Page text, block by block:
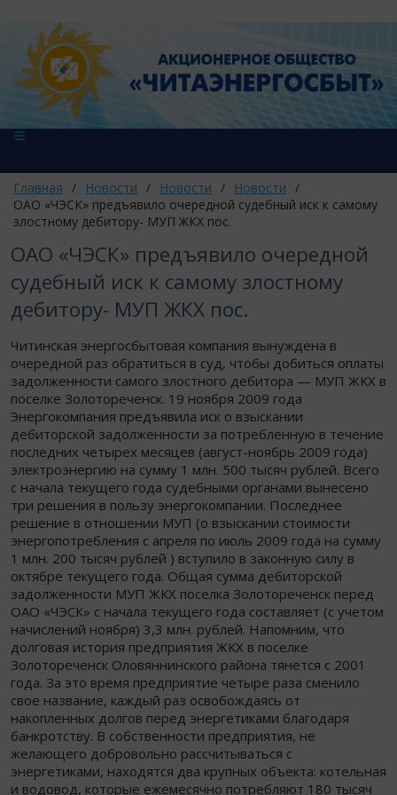
Главная / Новости / Новости / Новости /
ОАО «ЧЭСК» предъявило очередной судебный иск к самому
злостному дебитору- МУП ЖКХ пос.
ОАО «ЧЭСК» предъявило очередной
судебный иск к самому злостному
дебитору- МУП ЖКХ пос.
Читинская энергосбытовая компания вынуждена в
очередной раз обратиться в суд, чтобы добиться оплаты
задолженности самого злостного дебитора — МУП ЖКХ в
поселке Золотореченск. 19 ноября 2009 года
Энергокомпания предъявила иск о взыскании
дебиторской задолженности за потребленную в течение
последних четырех месяцев (август-ноябрь 2009 года)
электроэнергию на сумму 1 млн. 500 тысяч рублей. Всего
с начала текущего года судебными органами вынесено
три решения в пользу энергокомпании. Последнее
решение в отношении МУП (о взыскании стоимости
энергопотребления с апреля по июль 2009 года на сумму
1 млн. 200 тысяч рублей ) вступило в законную силу в
октябре текущего года. Общая сумма дебиторской
задолженности МУП ЖКХ поселка Золотореченск перед
ОАО «ЧЭСК» с начала текущего года составляет (с учетом
начислений ноября) 3,3 млн. рублей. Напомним, что
долговая история предприятия ЖКХ в поселке
Золотореченск Оловяннинского района тянется с 2001
года. За это время предприятие четыре раза сменило
свое название, каждый раз освобождаясь от
накопленных долгов перед энергетиками благодаря
банкротству. В собственности предприятия, не
желающего добровольно рассчитываться с
энергетиками, находятся два крупных объекта: котельная
и водовод, которые ежемесячно потребляют 180 тысяч